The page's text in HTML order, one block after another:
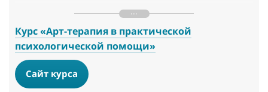
взрослым в решении их психологических проблем,
познакомилась с другими слушателями, и у нас сложился
замечательный коллектив единомышленников... Огромную
благодарность хочу выразить преподавателям курса.
Материалы курса изложены логично, последовательно, есть
дополнительные материалы, записи вебинаров, онлайн-
консультации. Преподаватели всегда на связи и готовы
Курс «Арт-терапия в практической
психологической помощи»
Сайт курса